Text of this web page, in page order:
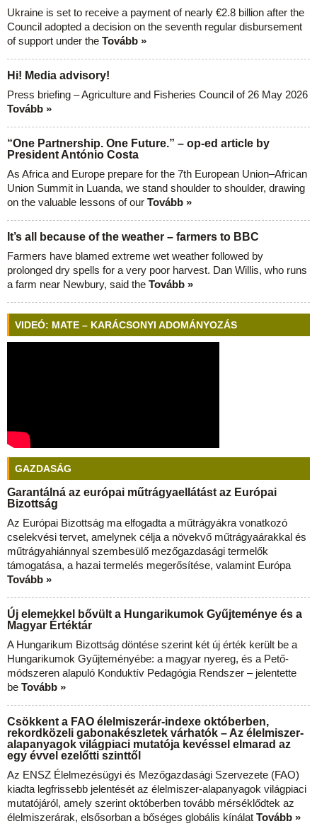
Ukraine is set to receive a payment of nearly €2.8 billion after the
Council adopted a decision on the seventh regular disbursement
of support under the Tovább »
Hi! Media advisory!
Press briefing – Agriculture and Fisheries Council of 26 May 2026
Tovább »
“One Partnership. One Future.” – op-ed article by
President António Costa
As Africa and Europe prepare for the 7th European Union–African
Union Summit in Luanda, we stand shoulder to shoulder, drawing
on the valuable lessons of our Tovább »
It’s all because of the weather – farmers to BBC
Farmers have blamed extreme wet weather followed by
prolonged dry spells for a very poor harvest. Dan Willis, who runs
a farm near Newbury, said the Tovább »
VIDEÓ: MATE – KARÁCSONYI ADOMÁNYOZÁS
GAZDASÁG
Garantálná az európai műtrágyaellátást az Európai
Bizottság
Az Európai Bizottság ma elfogadta a műtrágyákra vonatkozó
cselekvési tervet, amelynek célja a növekvő műtrágyaárakkal és
műtrágyahiánnyal szembesülő mezőgazdasági termelők
támogatása, a hazai termelés megerősítése, valamint Európa
Tovább »
Új elemekkel bővült a Hungarikumok Gyűjteménye és a
Magyar Értéktár
A Hungarikum Bizottság döntése szerint két új érték került be a
Hungarikumok Gyűjteményébe: a magyar nyereg, és a Pető-
módszeren alapuló Konduktív Pedagógia Rendszer – jelentette
be Tovább »
Csökkent a FAO élelmiszerár-indexe októberben,
rekordközeli gabonakészletek várhatók – Az élelmiszer-
alapanyagok világpiaci mutatója kevéssel elmarad az
egy évvel ezelőtti szinttől
Az ENSZ Élelmezésügyi és Mezőgazdasági Szervezete (FAO)
kiadta legfrissebb jelentését az élelmiszer-alapanyagok világpiaci
mutatójáról, amely szerint októberben tovább mérséklődtek az
élelmiszerárak, elsősorban a bőséges globális kínálat Tovább »